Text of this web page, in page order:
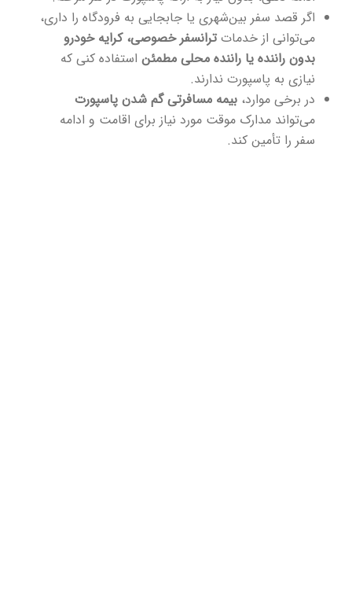
اگر قصد سفر بین‌شهری یا جابجایی به فرودگاه را داری،
می‌توانی از خدمات ترانسفر خصوصی، کرایه خودرو
بدون راننده یا راننده محلی مطمئن استفاده کنی که
نیازی به پاسپورت ندارند.
در برخی موارد، بیمه مسافرتی گم شدن پاسپورت
می‌تواند مدارک موقت مورد نیاز برای اقامت و ادامه
سفر را تأمین کند.